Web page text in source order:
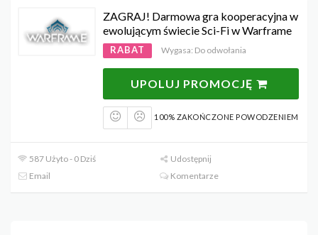
ZAGRAJ! Darmowa gra kooperacyjna w
ewolującym świecie Sci-Fi w Warframe
RABAT Wygasa: Do odwołania
UPOLUJ PROMOCJĘ
100% ZAKOŃCZONE POWODZENIEM
587 Użyto - 0 Dziś
Udostępnij
Email
Komentarze